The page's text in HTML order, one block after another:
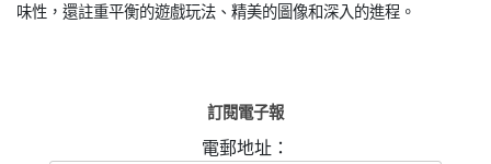
味性，還註重平衡的遊戲玩法、精美的圖像和深入的進程。
訂閱電子報
電郵地址：